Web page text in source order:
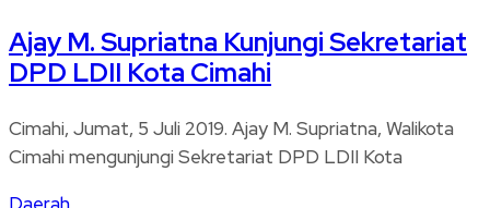
Ajay M. Supriatna Kunjungi Sekretariat
DPD LDII Kota Cimahi
Cimahi, Jumat, 5 Juli 2019. Ajay M. Supriatna, Walikota
Cimahi mengunjungi Sekretariat DPD LDII Kota